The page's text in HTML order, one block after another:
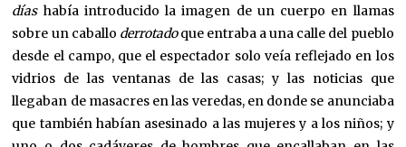
díashabía introducido la imagen de un cuerpo en llamas
sobre un caballo derrotadoque entraba a una calle del pueblo
desde el campo, que el espectador solo veía reflejado en los
vidrios de las ventanas de las casas; y las noticias que
llegaban de masacres en las veredas, en donde se anunciaba
que también habían asesinado a las mujeres y a los niños; y